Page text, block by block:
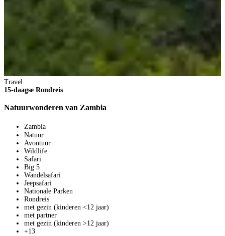
Travel
15-daagse Rondreis
Natuurwonderen van Zambia
Zambia
Natuur
Avontuur
Wildlife
Safari
Big 5
Wandelsafari
Jeepsafari
Nationale Parken
Rondreis
met gezin (kinderen <12 jaar)
met partner
met gezin (kinderen >12 jaar)
+13